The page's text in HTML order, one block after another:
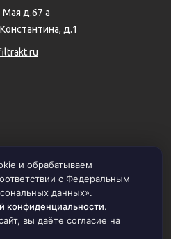
Мая д.67 а
д.1
и обрабатываем
с Федеральным
данных».
конфиденциальности.
вы даёте согласие на